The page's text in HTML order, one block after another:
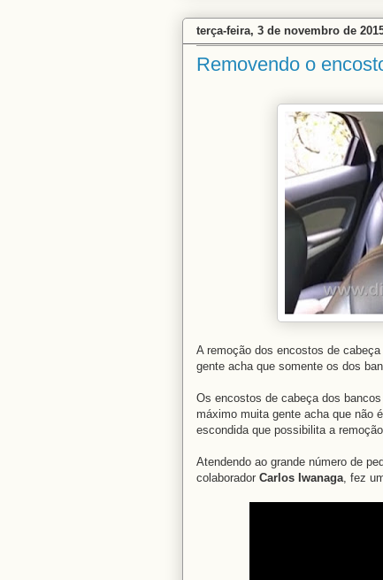
terça-feira, 3 de novembro de
Removendo o
A remoção dos encostos de
gente acha que somente os dos
Os encostos de cabeça dos
máximo muita gente acha que não
escondida que possibilita a remoção
Atendendo ao grande número de
colaborador Carlos Iwanaga , fez